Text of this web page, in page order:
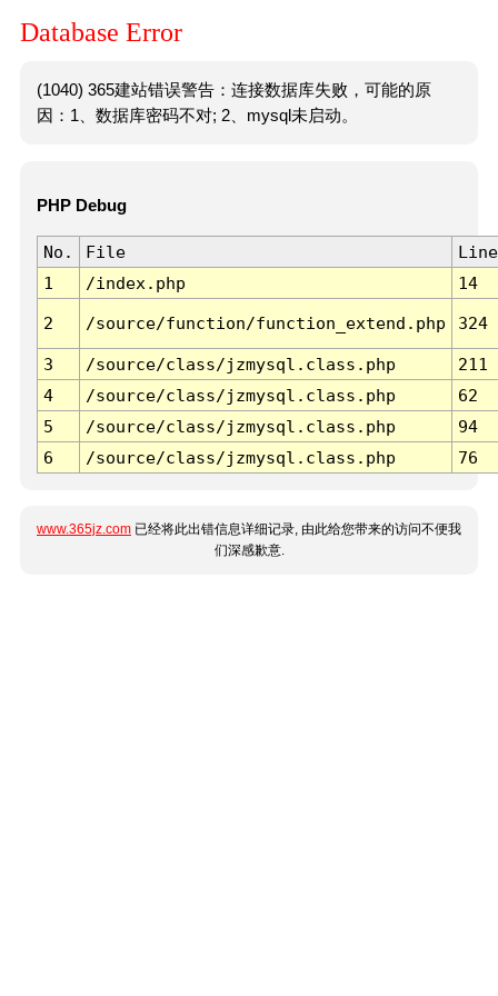
Database Error
(1040) 365建站错误警告：连接数据库失败，可能的原
因：1、数据库密码不对; 2、mysql未启动。
PHP Debug
No. File
Line
1
/index.php 14
2 /source/function/function_extend.php 324
3 /source/class/jzmysql.class.php
211
4
/source/class/jzmysql.class.php
62
5
/source/class/jzmysql.class.php
94
6
/source/class/jzmysql.class.php 76
www.365jz.com 已经将此出错信息详细记录, 由此给您带来的访问不便我
们深感歉意.